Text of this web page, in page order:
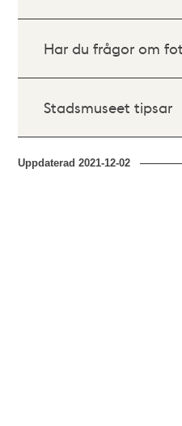
Har du frågor om
Stadsmuseet tipsar
Uppdaterad2021-12-02